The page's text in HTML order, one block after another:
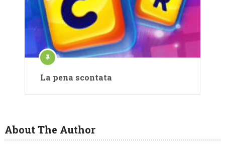
La pena scontata
About The Author